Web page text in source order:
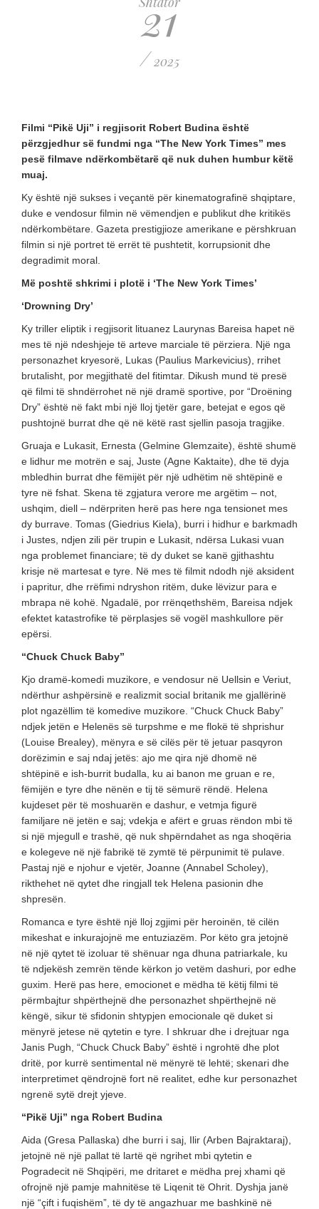
21
/ 2025
Filmi “Pikë Uji” i regjisorit Robert Budina është
përzgjedhur së fundmi nga “The New York Times” mes
pesë filmave ndërkombëtarë që nuk duhen humbur këtë
muaj.
Ky është një sukses i veçantë për kinematografinë shqiptare,
duke e vendosur filmin në vëmendjen e publikut dhe kritikës
ndërkombëtare. Gazeta prestigjioze amerikane e përshkruan
filmin si një portret të errët të pushtetit, korrupsionit dhe
degradimit moral.
Më poshtë shkrimi i plotë i ‘The New York Times’
‘Drowning Dry’
Ky triller eliptik i regjisorit lituanez Laurynas Bareisa hapet në
mes të një ndeshjeje të arteve marciale të përziera. Një nga
personazhet kryesorë, Lukas (Paulius Markevicius), rrihet
brutalisht, por megjithatë del fitimtar. Dikush mund të presë
që filmi të shndërrohet në një dramë sportive, por “Droëning
Dry” është në fakt mbi një lloj tjetër gare, betejat e egos që
pushtojnë burrat dhe që në këtë rast sjellin pasoja tragjike.
Gruaja e Lukasit, Ernesta (Gelmine Glemzaite), është shumë
e lidhur me motrën e saj, Juste (Agne Kaktaite), dhe të dyja
mbledhin burrat dhe fëmijët për një udhëtim në shtëpinë e
tyre në fshat. Skena të zgjatura verore me argëtim – not,
ushqim, diell – ndërpriten herë pas here nga tensionet mes
dy burrave. Tomas (Giedrius Kiela), burri i hidhur e barkmadh
i Justes, ndjen zili për trupin e Lukasit, ndërsa Lukasi vuan
nga problemet financiare; të dy duket se kanë gjithashtu
krisje në martesat e tyre. Në mes të filmit ndodh një aksident
i papritur, dhe rrëfimi ndryshon ritëm, duke lëvizur para e
mbrapa në kohë. Ngadalë, por rrënqethshëm, Bareisa ndjek
efektet katastrofike të përplasjes së vogël mashkullore për
epërsi.
“Chuck Chuck Baby”
Kjo dramë-komedi muzikore, e vendosur në Uellsin e Veriut,
ndërthur ashpërsinë e realizmit social britanik me gjallërinë
plot ngazëllim të komedive muzikore. “Chuck Chuck Baby”
ndjek jetën e Helenës së turpshme e me flokë të shprishur
(Louise Brealey), mënyra e së cilës për të jetuar pasqyron
dorëzimin e saj ndaj jetës: ajo me qira një dhomë në
shtëpinë e ish-burrit budalla, ku ai banon me gruan e re,
fëmijën e tyre dhe nënën e tij të sëmurë rëndë. Helena
kujdeset për të moshuarën e dashur, e vetmja figurë
familjare në jetën e saj; vdekja e afërt e gruas rëndon mbi të
si një mjegull e trashë, që nuk shpërndahet as nga shoqëria
e kolegeve në një fabrikë të zymtë të përpunimit të pulave.
Pastaj një e njohur e vjetër, Joanne (Annabel Scholey),
rikthehet në qytet dhe ringjall tek Helena pasionin dhe
shpresën.
Romanca e tyre është një lloj zgjimi për heroinën, të cilën
mikeshat e inkurajojnë me entuziazëm. Por këto gra jetojnë
në një qytet të izoluar të shënuar nga dhuna patriarkale, ku
të ndjekësh zemrën tënde kërkon jo vetëm dashuri, por edhe
guxim. Herë pas here, emocionet e mëdha të këtij filmi të
përmbajtur shpërthejnë dhe personazhet shpërthejnë në
këngë, sikur të sfidonin shtypjen emocionale që duket si
mënyrë jetese në qytetin e tyre. I shkruar dhe i drejtuar nga
Janis Pugh, “Chuck Chuck Baby” është i ngrohtë dhe plot
dritë, por kurrë sentimental në mënyrë të lehtë; skenari dhe
interpretimet qëndrojnë fort në realitet, edhe kur personazhet
ngrenë sytë drejt yjeve.
“Pikë Uji” nga Robert Budina
Aida (Gresa Pallaska) dhe burri i saj, Ilir (Arben Bajraktaraj),
jetojnë në një pallat të lartë që ngrihet mbi qytetin e
Pogradecit në Shqipëri, me dritaret e mëdha prej xhami që
ofrojnë një pamje mahnitëse të Liqenit të Ohrit. Dyshja janë
një “çift i fuqishëm”, të dy të angazhuar me bashkinë në